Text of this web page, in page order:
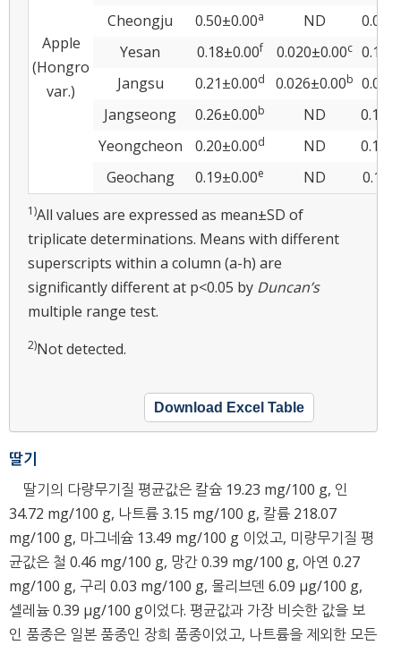
Apple
(Hongro
var.)
Cheongju
0.50±0.00a ND
Yesan
0.18±0.00f 0.020±0.00c
Jangsu
0.21±0.00d 0.026±0.00b
Jangseong
0.26±0.00b ND
Yeongcheon
0.20±0.00d ND
Geochang
0.19±0.00e ND
1)All values are expressed as mean±SD of
triplicate determinations. Means with different
superscripts within a column (a-h) are
significantly different at p<0.05 by Duncan’s
multiple range test.
2)Not detected.
Download Excel Table
딸기
딸기의 다량무기질 평균값은 칼슘 19.23 mg/100 g, 인
34.72 mg/100 g, 나트륨 3.15 mg/100 g, 칼륨 218.07
mg/100 g, 마그네슘 13.49 mg/100 g 이었고, 미량무기질 평
균값은 철 0.46 mg/100 g, 망간 0.39 mg/100 g, 아연 0.27
mg/100 g, 구리 0.03 mg/100 g, 몰리브덴 6.09 μg/100 g,
셀레늄 0.39 μg/100 g이었다. 평균값과 가장 비슷한 값을 보
인 품종은 일본 품종인 장희 품종이었고, 나트륨을 제외한 모든